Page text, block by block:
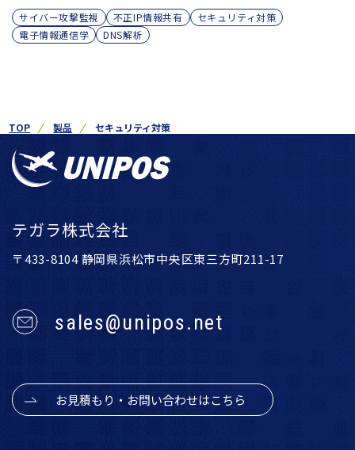
サイバー攻撃監視 不正IP情報共有
セキュリティ対策
電子情報通信学
DNS解析
TOP 製品 セキュリティ対策
テガラ株式会社
〒433-8104 静岡県浜松市中央区東三方町211-17
sales@unipos.net
お見積もり・お問い合わせはこちら